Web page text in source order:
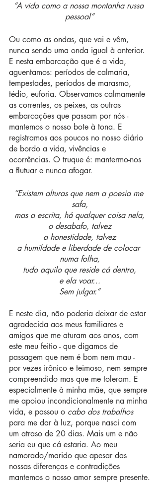
“A vida como a nossa montanha russa
pessoal”
Ou como as ondas, que vai e vêm,
nunca sendo uma onda igual à anterior.
E nesta embarcação que é a vida,
aguentamos: períodos de calmaria,
tempestades, períodos de marasmo,
tédio, euforia. Observamos calmamente
as correntes, os peixes, as outras
embarcações que passam por nós -
mantemos o nosso bote à tona. E
registramos aos poucos no nosso diário
de bordo a vida, vivências e
ocorrências. O truque é: mantermo-nos
“Existem alturas que nem a poesia me
safa,
mas a escrita, há qualquer coisa nela,
o desabafo, talvez
a honestidade, talvez
a humildade e liberdade de colocar
numa folha,
tudo aquilo que reside cá dentro,
e ela voar…
Sem julgar.”
E neste dia, não poderia deixar de estar
agradecida aos meus familiares e
amigos que me aturam aos anos, com
este meu feitio - que digamos de
passagem que nem é bom nem mau -
por vezes irônico e teimoso, nem sempre
compreendido mas que me toleram. E
especialmente à minha mãe, que sempre
me apoiou incondicionalmente na minha
vida, e passou o cabo dos trabalhos
para me dar à luz, porque nasci com
um atraso de 20 dias. Mais um e não
seria eu que cá estaria. Ao meu
namorado/marido que apesar das
nossas diferenças e contradições
mantemos o nosso amor sempre presente.